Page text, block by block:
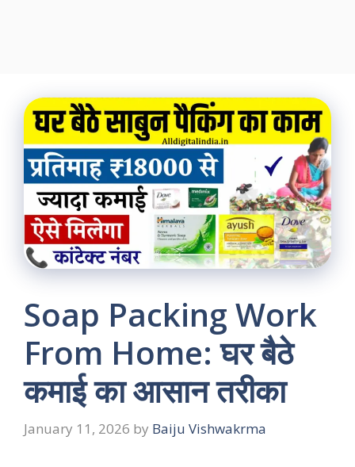
Soap Packing Work
From Home: घर बैठे
कमाई का आसान तरीका
January 11, 2026 by Baiju Vishwakrma